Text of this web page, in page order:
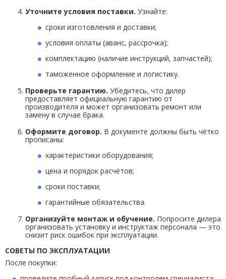
Уточните условия поставки. Узнайте:
сроки изготовления и доставки;
условия оплаты (аванс, рассрочка);
комплектацию (наличие инструкций, запчастей);
таможенное оформление и логистику.
Проверьте гарантию. Убедитесь, что дилер
предоставляет официальную гарантию от
производителя и может организовать ремонт или
замену в случае брака.
Оформите договор. В документе должны быть чётко
прописаны:
характеристики оборудования;
цена и порядок расчётов;
сроки поставки;
гарантийные обязательства.
Организуйте монтаж и обучение. Попросите дилера
организовать установку и инструктаж персонала — это
снизит риск ошибок при эксплуатации.
СОВЕТЫ ПО ЭКСПЛУАТАЦИИ
После покупки: